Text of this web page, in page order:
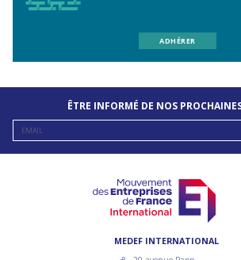
ADHÉRER
ÊTRE INFORMÉ DE NOS
MEDEF INTERNATIONAL